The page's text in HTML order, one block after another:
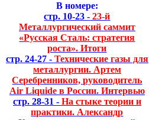
В номере:
стр. 10-23 - 23-й
Металлургический саммит
«Русская Сталь: стратегия
роста». Итоги
стр. 24-27 - Технические газы для
металлургии. Артем
Серебренников, руководитель
Air Liquide в России. Интервью
стр. 28-31 - На стыке теории и
практики. Александр